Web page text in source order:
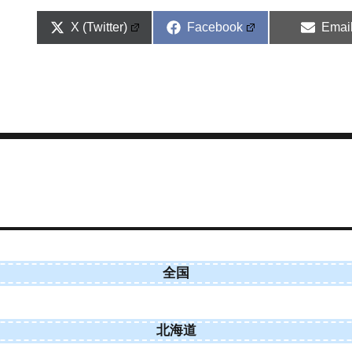
Share
X (Twitter)
Share
Facebook
Share
Email
全国
北海道